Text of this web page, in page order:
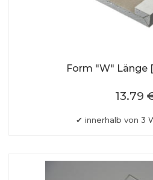
Form "W" Länge
innerhalb von 3
13.79